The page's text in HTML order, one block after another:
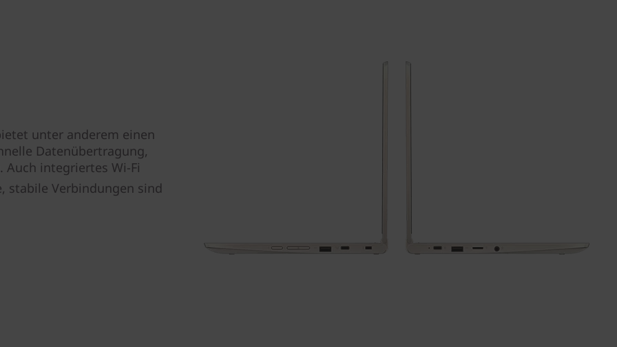
unter anderem einen
Datenübertragung,
integriertes Wi-Fi
stabile Verbindungen sind